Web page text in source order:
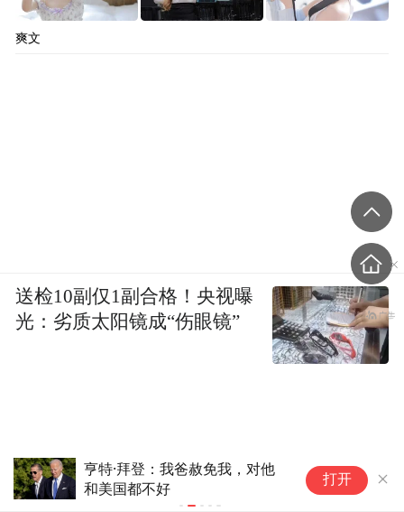
亨特·拜登：我爸赦免我，对他
和美国都不好
拜登之子：
他部位
打开
爽文
送检10副仅1副合格！央视曝
光：劣质太阳镜成“伤眼镜”